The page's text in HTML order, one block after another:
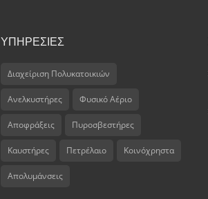
ΥΠΗΡΕΣΙΕΣ
Διαχείριση Πολυκατοικιών
Ανελκυστήρες Φυσικό Αέριο
Αποφράξεις Πυροσβεστήρες
Καυστήρες Πετρέλαιο Κοινόχρηστα
Απολυμάνσεις